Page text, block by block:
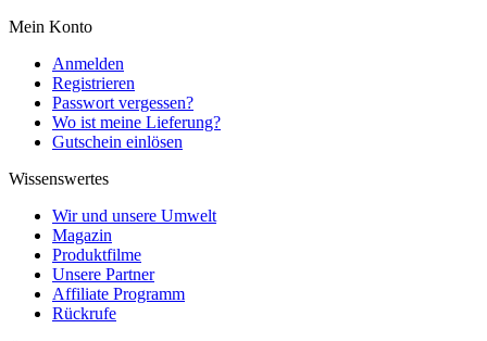
Mein Konto
Anmelden
Registrieren
Passwort vergessen?
Wo ist meine Lieferung?
Gutschein einlösen
Wissenswertes
Wir und unsere Umwelt
Magazin
Produktfilme
Unsere Partner
Affiliate Programm
Rückrufe